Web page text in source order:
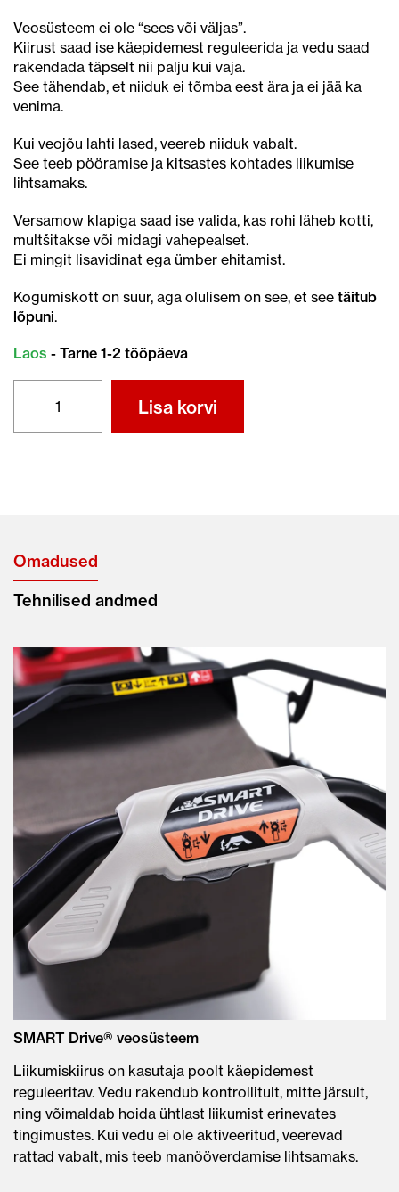
Veosüsteem ei ole “sees või väljas”.
Kiirust saad ise käepidemest reguleerida ja vedu saad
rakendada täpselt nii palju kui vaja.
See tähendab, et niiduk ei tõmba eest ära ja ei jää ka
venima.
Kui veojõu lahti lased, veereb niiduk vabalt.
See teeb pööramise ja kitsastes kohtades liikumise
lihtsamaks.
Versamow klapiga saad ise valida, kas rohi läheb kotti,
multšitakse või midagi vahepealset.
Ei mingit lisavidinat ega ümber ehitamist.
Kogumiskott on suur, aga olulisem on see, et see täitub
lõpuni.
Laos - Tarne 1-2 tööpäeva
HRN536
Lisa korvi
Omadused
Tehnilised andmed
SMART Drive® veosüsteem
Liikumiskiirus on kasutaja poolt käepidemest
reguleeritav. Vedu rakendub kontrollitult, mitte järsult,
ning võimaldab hoida ühtlast liikumist erinevates
tingimustes. Kui vedu ei ole aktiveeritud, veerevad
rattad vabalt, mis teeb manööverdamise lihtsamaks.